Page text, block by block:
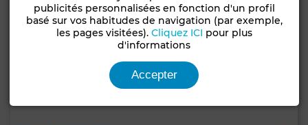
publicités personnalisées en fonction d'un profil
basé sur vos habitudes de navigation (par exemple,
les pages visitées). Cliquez ICI pour plus
d'informations
Accepter